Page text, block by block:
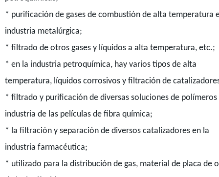
* purificación de gases de combustión de alta temperatura
industria metalúrgica;
* filtrado de otros gases y líquidos a alta temperatura, etc.;
* en la industria petroquímica, hay varios tipos de alta
temperatura, líquidos corrosivos y filtración de
* filtrado y purificación de diversas soluciones de polímeros
industria de las películas de fibra química;
* la filtración y separación de diversos catalizadores en la
industria farmacéutica;
* utilizado para la distribución de gas, material de placa de